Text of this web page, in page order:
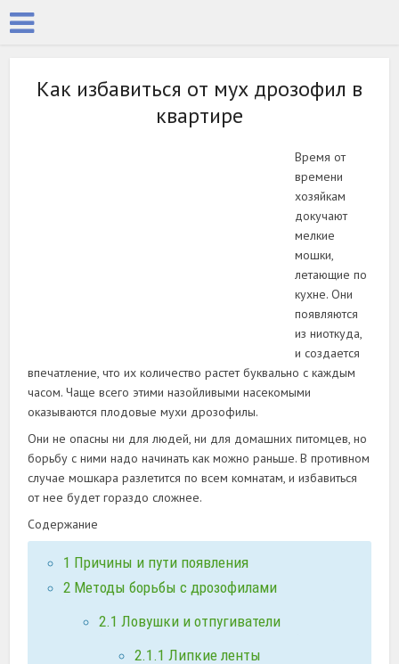
Как избавиться от мух дрозофил в
квартире
Время от
времени
хозяйкам
докучают
мелкие
мошки,
летающие по
кухне. Они
появляются
из ниоткуда,
и создается
впечатление, что их количество растет буквально с каждым
часом. Чаще всего этими назойливыми насекомыми
оказываются плодовые мухи дрозофилы.
Они не опасны ни для людей, ни для домашних питомцев, но
борьбу с ними надо начинать как можно раньше. В противном
случае мошкара разлетится по всем комнатам, и избавиться
от нее будет гораздо сложнее.
Содержание
1 Причины и пути появления
2 Методы борьбы с дрозофилами
2.1 Ловушки и отпугиватели
2.1.1 Липкие ленты